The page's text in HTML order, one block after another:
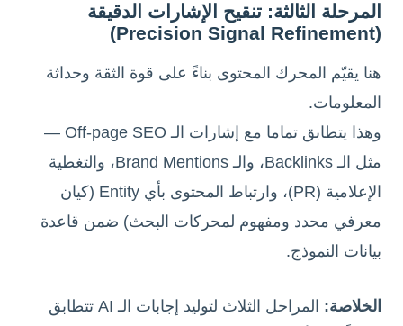
المرحلة الثالثة: تنقيح الإشارات الدقيقة
(Precision Signal Refinement)
هنا يقيّم المحرك المحتوى بناءً على قوة الثقة وحداثة
المعلومات.
وهذا يتطابق تماما مع إشارات الـ Off-page SEO —
مثل الـ Backlinks، والـ Brand Mentions، والتغطية
الإعلامية (PR)، وارتباط المحتوى بأي Entity (كيان
معرفي محدد ومفهوم لمحركات البحث) ضمن قاعدة
بيانات النموذج.
الخلاصة:
المراحل الثلاث لتوليد إجابات الـ AI تتطابق